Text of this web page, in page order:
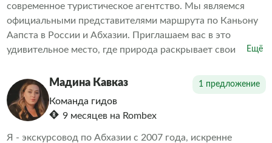
современное туристическое агентство. Мы являемся
официальными представителями маршрута по Каньону
Аапста в России и Абхазии. Приглашаем вас в это
удивительное место, где природа раскрывает свои
атмосферу незабываемых приключений!
Ещё
Мадина Кавказ 1 предложение
Команда гидов
9 месяцев на Rombex
Я - экскурсовод по Абхазии с 2007 года, искренне